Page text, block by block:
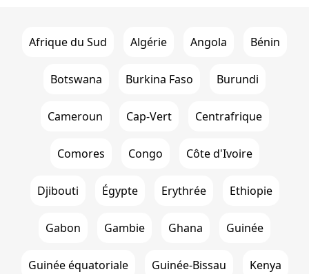
Afrique du Sud Algérie Angola Bénin
Botswana Burkina Faso Burundi
Cameroun Cap-Vert Centrafrique
Comores Congo Côte d'Ivoire
Djibouti Égypte Erythrée Ethiopie
Gabon Gambie Ghana Guinée
Guinée équatoriale Guinée-Bissau Kenya